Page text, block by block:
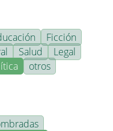
Ficción
Salud
Legal
otros